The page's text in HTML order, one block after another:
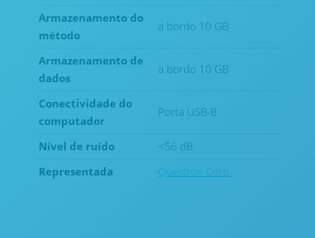
Armazenamento do
método
a bordo 10 GB
Armazenamento de
dados
a bordo 10 GB
Conectividade do
computador
Porta USB-B
Nível de ruído
<56 dB
Representada
Questron Corp.